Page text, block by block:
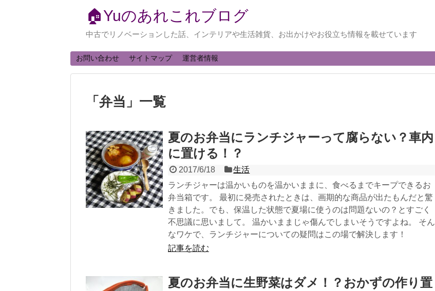
🏠Yuのあれこれブログ
中古でリノベーションした話、インテリアや生活雑貨、お出かけやお役立ち情報を載せています
お問い合わせ サイトマップ 運営者情報
「 弁当 」 一覧
夏のお弁当にランチジャーって腐らない？車内
に置ける！？
2017/6/18
生活
ランチジャーは温かいものを温かいままに、食べるまでキープできるお
弁当箱です。 最初に発売されたときは、画期的な商品が出たもんだと驚
きました。でも、保温した状態で夏場に使うのは問題ないの？とすごく
不思議に思いまして。 温かいままじゃ傷んでしまいそうですよね。 そん
なワケで、ランチジャーについての疑問はこの場で解決します！
記事を読む
夏のお弁当に生野菜はダメ！？おかずの作り置